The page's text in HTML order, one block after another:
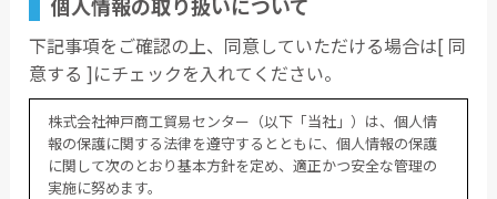
下記事項をご確認の上、同意していただける場合は[ 同
意する ]にチェックを入れてください。
株式会社神戸商工貿易センター（以下「当社」）は、個人情
報の保護に関する法律を遵守するとともに、個人情報の保護
に関して次のとおり基本方針を定め、適正かつ安全な管理の
実施に努めます。